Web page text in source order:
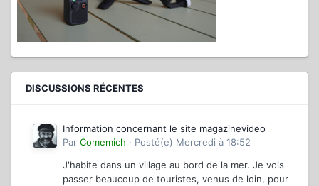
DISCUSSIONS RÉCENTES
Information concernant le site magazinevideo
Par Comemich · Posté(e) Mercredi à 18:52
J'habite dans un village au bord de la mer. Je vois
passer beaucoup de touristes, venus de loin, pour